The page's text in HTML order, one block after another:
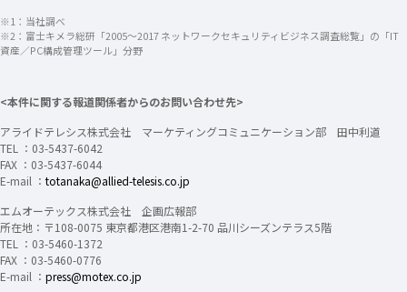
※1：当社調べ
※2：富士キメラ総研「2005～2017 ネットワークセキュリティビジネス調査総覧」の「IT
資産／PC構成管理ツール」分野
<本件に関する報道関係者からのお問い合わせ先>
アライドテレシス株式会社 マーケティングコミュニケーション部 田中利道
TEL ：03-5437-6042
FAX ：03-5437-6044
E-mail ：totanaka@allied-telesis.co.jp
エムオーテックス株式会社 企画広報部
所在地：〒108-0075 東京都港区港南1-2-70 品川シーズンテラス5階
TEL ：03-5460-1372
FAX ：03-5460-0776
E-mail ： press@motex.co.jp